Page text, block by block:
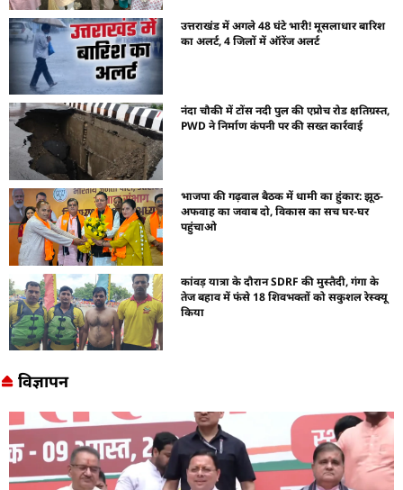
उत्तराखंड में अगले 48 घंटे भारी! मूसलाधार बारिश
का अलर्ट, 4 जिलों में ऑरेंज अलर्ट
नंदा चौकी में टोंस नदी पुल की एप्रोच रोड क्षतिग्रस्त,
PWD ने निर्माण कंपनी पर की सख्त कार्रवाई
भाजपा की गढ़वाल बैठक में धामी का हुंकार: झूठ-
अफवाह का जवाब दो, विकास का सच घर-घर
पहुंचाओ
कांवड़ यात्रा के दौरान SDRF की मुस्तैदी, गंगा के
तेज बहाव में फंसे 18 शिवभक्तों को सकुशल रेस्क्यू
किया
विज्ञापन